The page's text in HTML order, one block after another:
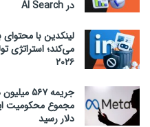
در AI Search
لینکدین با
می‌کند؛ استراتژی
۲۰۲۶
جریمه
دلار رسید